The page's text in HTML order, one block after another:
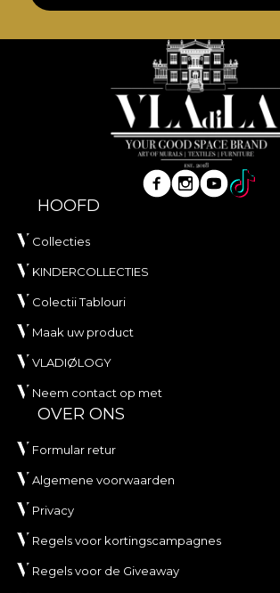
HOOFD
Collecties
KINDERCOLLECTIES
Colectii Tablouri
Maak uw product
VLADIØLOGY
Neem contact op met
OVER ONS
Formular retur
Algemene voorwaarden
Privacy
Regels voor kortingscampagnes
Regels voor de Giveaway